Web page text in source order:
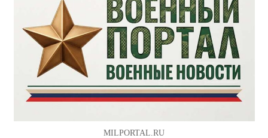
MILPORTAL.RU